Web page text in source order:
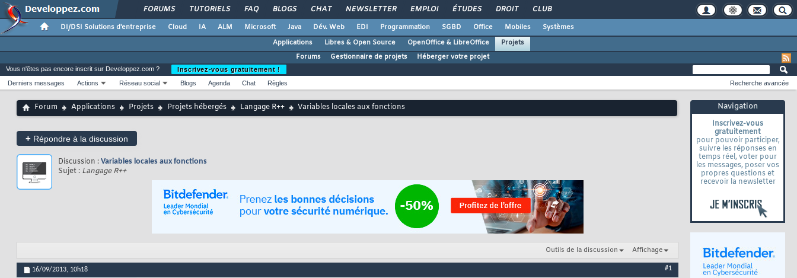
FORUMS TUTORIELS FAQ BLOGS CHAT NEWSLETTER EMPLOI ÉTUDES DROIT CLUB
DI/DSI Solutions d'entreprise Cloud IA ALM Microsoft Java Dév. Web EDI Programmation SGBD Office Mobiles
Systèmes
Applications
Libres & Open Source OpenOffice & LibreOffice
Projets
Forums
Gestionnaire de projets Héberger votre projet
Navigation
Inscrivez-vous
gratuitement
pour pouvoir participer,
suivre les réponses en
temps réel, voter pour
les messages, poser vos
propres questions et
recevoir la newsletter
Vous n'êtes pas encore inscrit sur Developpez.com ?
Inscrivez-vous gratuitement !
Derniers messages
Actions Réseau social Blogs Agenda Chat Règles Recherche avancée
Forum Applications Projets Projets hébergés Langage R++ Variables locales aux fonctions
+ Répondre à la discussion
Discussion : Variables locales aux fonctions
Sujet : Langage R++
Outils de la discussion Affichage
16/09/2013, 10h18 #1